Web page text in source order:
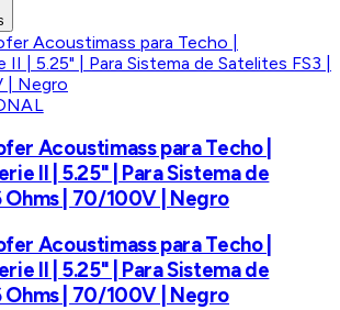
Acoustimass para Techo |
II | 5.25" | Para Sistema de
Ohms | 70/100V | Negro
Acoustimass para Techo |
II | 5.25" | Para Sistema de
Ohms | 70/100V | Negro